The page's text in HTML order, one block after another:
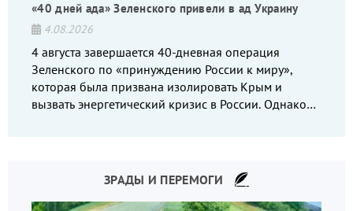
«40 дней ада» Зеленского привели в ад Украину
4.08.2026
4 августа завершается 40-дневная операция
Зеленского по «принуждению России к миру»,
которая была призвана изолировать Крым и
вызвать энергетический кризис в России. Однако
ЗРАДЫ И ПЕРЕМОГИ